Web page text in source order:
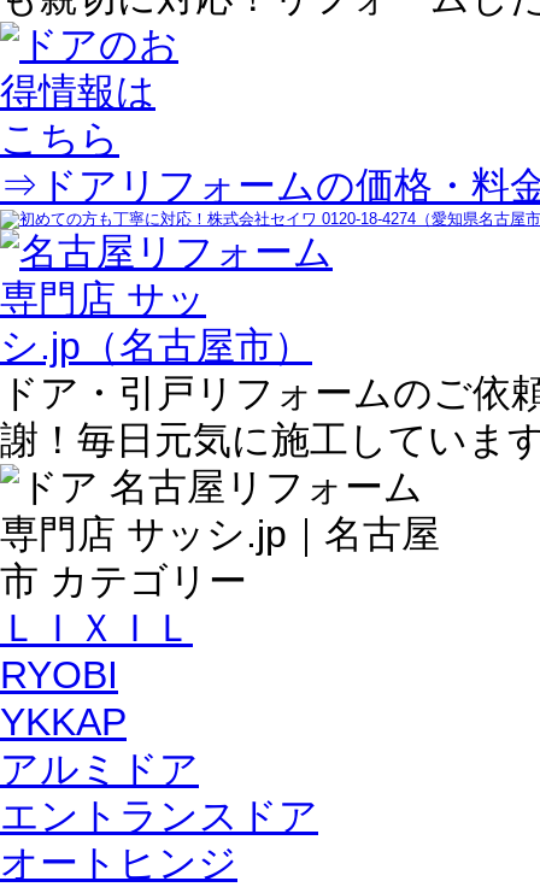
⇒ドアリフォームの価格・料
ドア・引戸リフォームのご依
謝！毎日元気に施工していま
ＬＩＸＩＬ
RYOBI
YKKAP
アルミドア
エントランスドア
オートヒンジ